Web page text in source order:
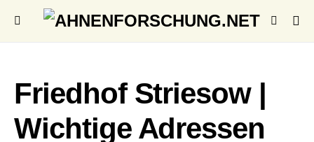
Friedhof Striesow |
Wichtige Adressen